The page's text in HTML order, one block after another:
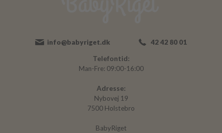
info@babyriget.dk 42 42 80 01
Telefontid:
Man-Fre: 09:00-16:00
Adresse:
Nybovej 19
7500 Holstebro
BabyRiget